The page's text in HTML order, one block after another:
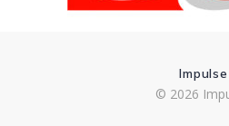
Impulse
© 2026